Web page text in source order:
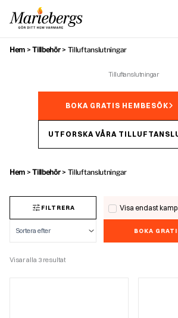
innehåll
Hem >Tillbehör> Tilluftanslutningar
Tilluftanslutningar
BOKA GRATIS HEMBESÖK
UTFORSKA VÅRA
Hem >Tillbehör> Tilluftanslutningar
FILTRERA Visa endast
BOKA
Visar alla 3 resultat